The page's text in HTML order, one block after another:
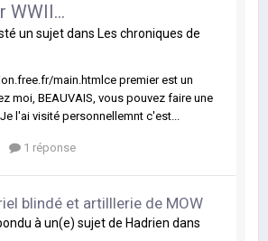
WWII...
un sujet dans Les chroniques de
main.htmlce premier est un
moi, BEAUVAIS, vous pouvez faire une
l'ai visité personnellemnt c'est...
1 réponse
blindé et artilllerie de MOW
à un(e) sujet de Hadrien dans